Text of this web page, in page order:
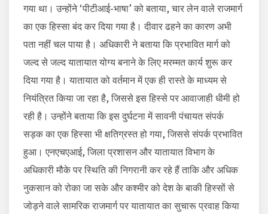
गया था। उन्होंने ‘पीटीआई-भाषा’ को बताया, चार लेन वाले राजमार्ग
का एक हिस्सा बंद कर दिया गया है। दीवार ढहने का कारण अभी
पता नहीं चल पाया है। अधिकारी ने बताया कि प्रभावित मार्ग को
जल्द से जल्द यातायात योग्य बनाने के लिए मरम्मत कार्य शुरू कर
दिया गया है। यातायात को वर्तमान में एक ही रास्ते के माध्यम से
नियंत्रित किया जा रहा है, जिससे इस हिस्से पर आवाजाही धीमी हो
रही है। उन्होंने बताया कि इस दुर्घटना में सावनी पंचायत संपर्क
सड़क का एक हिस्सा भी क्षतिग्रस्त हो गया, जिससे संपर्क प्रभावित
हुआ। एनएचएआई, जिला प्रशासन और यातायात विभाग के
अधिकारी मौके पर स्थिति की निगरानी कर रहे हैं ताकि और अधिक
नुकसान को रोका जा सके और कश्मीर को देश के बाकी हिस्सों से
जोड़ने वाले सामरिक राजमार्ग पर यातायात का सुचारू प्रवाह किया